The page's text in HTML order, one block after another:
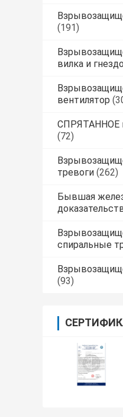
(191)
вилка и гнездо
вентилятор
СПРЯТАННОЕ
(72)
тревоги (262)
Бывшая
спиральные
(93)